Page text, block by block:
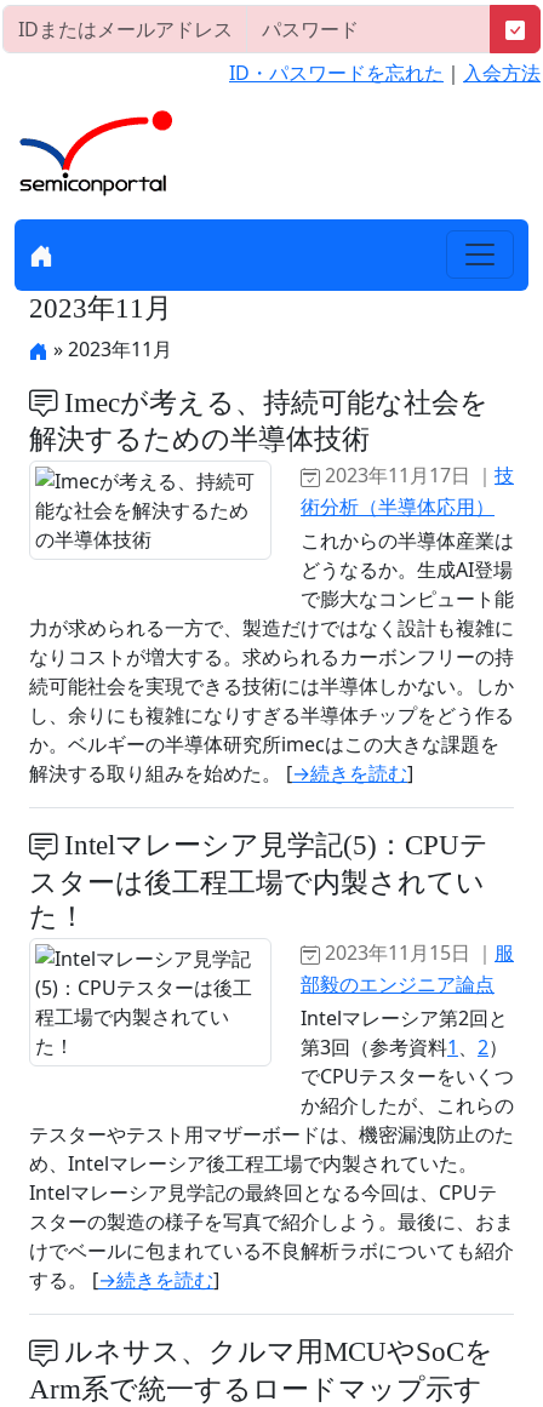
ID・パスワードを忘れた ｜ 入会方法
2023年11月
» 2023年11月
Imecが考える、持続可能な社会を
解決するための半導体技術
2023年11月17日 ｜ 技
術分析（半導体応用）
これからの半導体産業は
どうなるか。生成AI登場
で膨大なコンピュート能
力が求められる一方で、製造だけではなく設計も複雑に
なりコストが増大する。求められるカーボンフリーの持
続可能社会を実現できる技術には半導体しかない。しか
し、余りにも複雑になりすぎる半導体チップをどう作る
か。ベルギーの半導体研究所imecはこの大きな課題を
解決する取り組みを始めた。 [→続きを読む]
Intelマレーシア見学記(5)：CPUテ
スターは後工程工場で内製されてい
た！
2023年11月15日 ｜ 服
部毅のエンジニア論点
Intelマレーシア第2回と
第3回（参考資料1 、 2）
でCPUテスターをいくつ
か紹介したが、これらの
テスターやテスト用マザーボードは、機密漏洩防止のた
め、Intelマレーシア後工程工場で内製されていた。
Intelマレーシア見学記の最終回となる今回は、CPUテ
スターの製造の様子を写真で紹介しよう。最後に、おま
けでベールに包まれている不良解析ラボについても紹介
する。 [→続きを読む]
ルネサス、クルマ用MCUやSoCを
Arm系で統一するロードマップ示す